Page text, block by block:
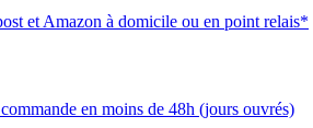
et Amazon à domicile ou en point relais*
en moins de 48h (jours ouvrés)